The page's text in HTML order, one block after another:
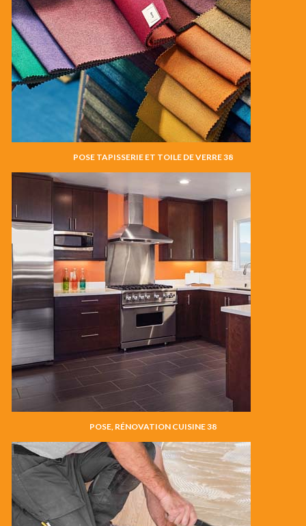
POSE TAPISSERIE ET TOILE DE VERRE 38
POSE, RÉNOVATION CUISINE 38